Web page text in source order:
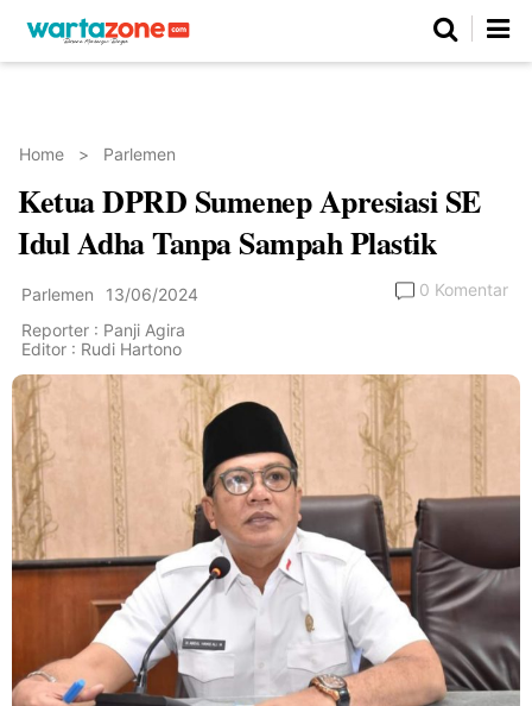
Netizen
©
Copyright
2026
PT.
Balqis
Cyber
Sejahtera
Home > Parlemen
Ketua DPRD Sumenep Apresiasi SE
Idul Adha Tanpa Sampah Plastik
Parlemen 13/06/2024
0 Komentar
Reporter : Panji Agira
Editor : Rudi Hartono